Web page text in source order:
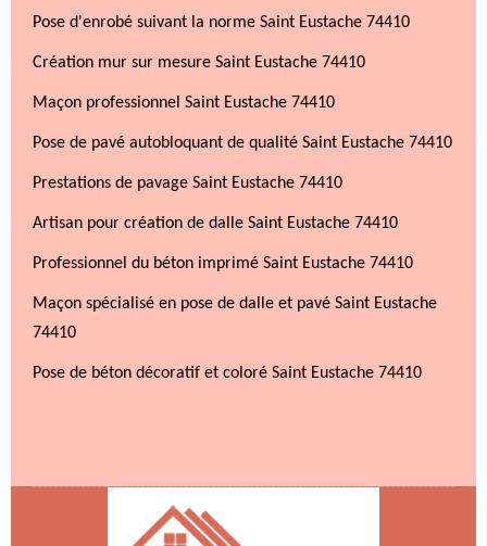
Pose d'enrobé suivant la norme Saint Eustache 74410
Création mur sur mesure Saint Eustache 74410
Maçon professionnel Saint Eustache 74410
Pose de pavé autobloquant de qualité Saint Eustache 74410
Prestations de pavage Saint Eustache 74410
Artisan pour création de dalle Saint Eustache 74410
Professionnel du béton imprimé Saint Eustache 74410
Maçon spécialisé en pose de dalle et pavé Saint Eustache
74410
Pose de béton décoratif et coloré Saint Eustache 74410